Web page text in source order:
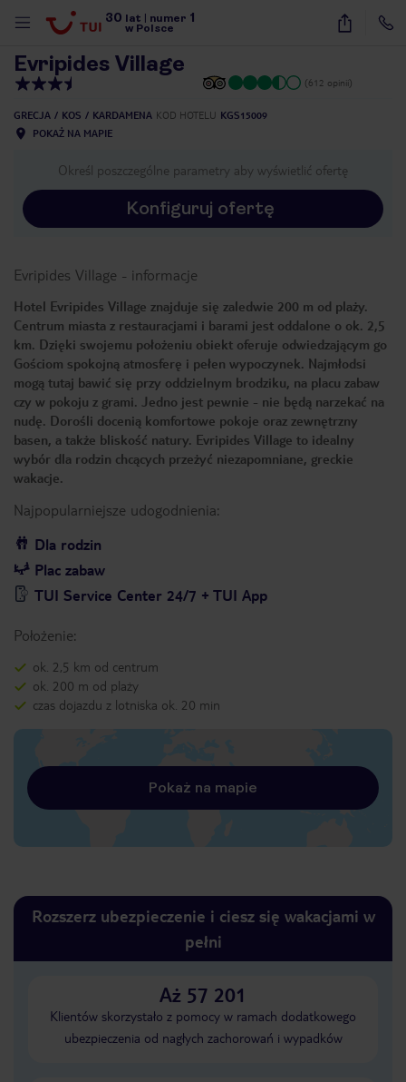
30 lat numer 1
w Polsce
19
Evripides Village
(612 opinii)
GRECJA KOS KARDAMENA KOD HOTELU KGS15009
POKAŻ NA MAPIE
Określ poszczególne parametry aby wyświetlić ofertę
Konfiguruj ofertę
Evripides Village - informacje
Hotel Evripides Village znajduje się zaledwie 200 m od plaży.
Centrum miasta z restauracjami i barami jest oddalone o ok. 2,5
km. Dzięki swojemu położeniu obiekt oferuje odwiedzającym go
Gościom spokojną atmosferę i pełen wypoczynek. Najmłodsi
mogą tutaj bawić się przy oddzielnym brodziku, na placu zabaw
czy w pokoju z grami. Jedno jest pewnie - nie będą narzekać na
nudę. Dorośli docenią komfortowe pokoje oraz zewnętrzny
basen, a także bliskość natury. Evripides Village to idealny
wybór dla rodzin chcących przeżyć niezapomniane, greckie
wakacje.
Najpopularniejsze udogodnienia:
Dla rodzin
Plac zabaw
TUI Service Center 24/7 + TUI App
Położenie:
ok. 2,5 km od centrum
ok. 200 m od plaży
czas dojazdu z lotniska ok. 20 min
Pokaż na mapie
Rozszerz ubezpieczenie i ciesz się wakacjami w
pełni
Aż 57 201
Klientów skorzystało z pomocy w ramach dodatkowego
ubezpieczenia od nagłych zachorowań i wypadków